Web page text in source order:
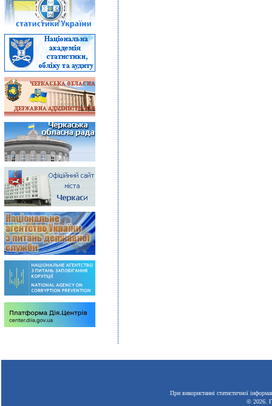
При використанні статистичної
© 2026.